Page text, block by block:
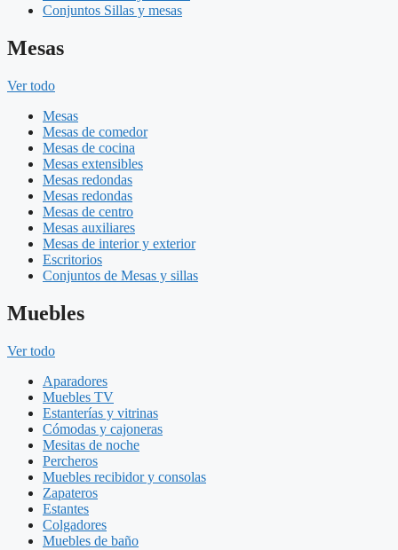
Conjuntos Sillas y mesas
Mesas
Ver todo
Mesas
Mesas de comedor
Mesas de cocina
Mesas extensibles
Mesas redondas
Mesas redondas
Mesas de centro
Mesas auxiliares
Mesas de interior y exterior
Escritorios
Conjuntos de Mesas y sillas
Muebles
Ver todo
Aparadores
Muebles TV
Estanterías y vitrinas
Cómodas y cajoneras
Mesitas de noche
Percheros
Muebles recibidor y consolas
Zapateros
Estantes
Colgadores
Muebles de baño